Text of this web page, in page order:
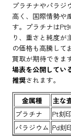
プラチナやパラジ
高く、国際情勢や
す。プラチナは
り、重さと純度が
の価格も高騰して
買取が期待できま
場表を公開してい
推奨されます。
金属種 主な
プラチナ
Pt刻
パラジウム Pd刻